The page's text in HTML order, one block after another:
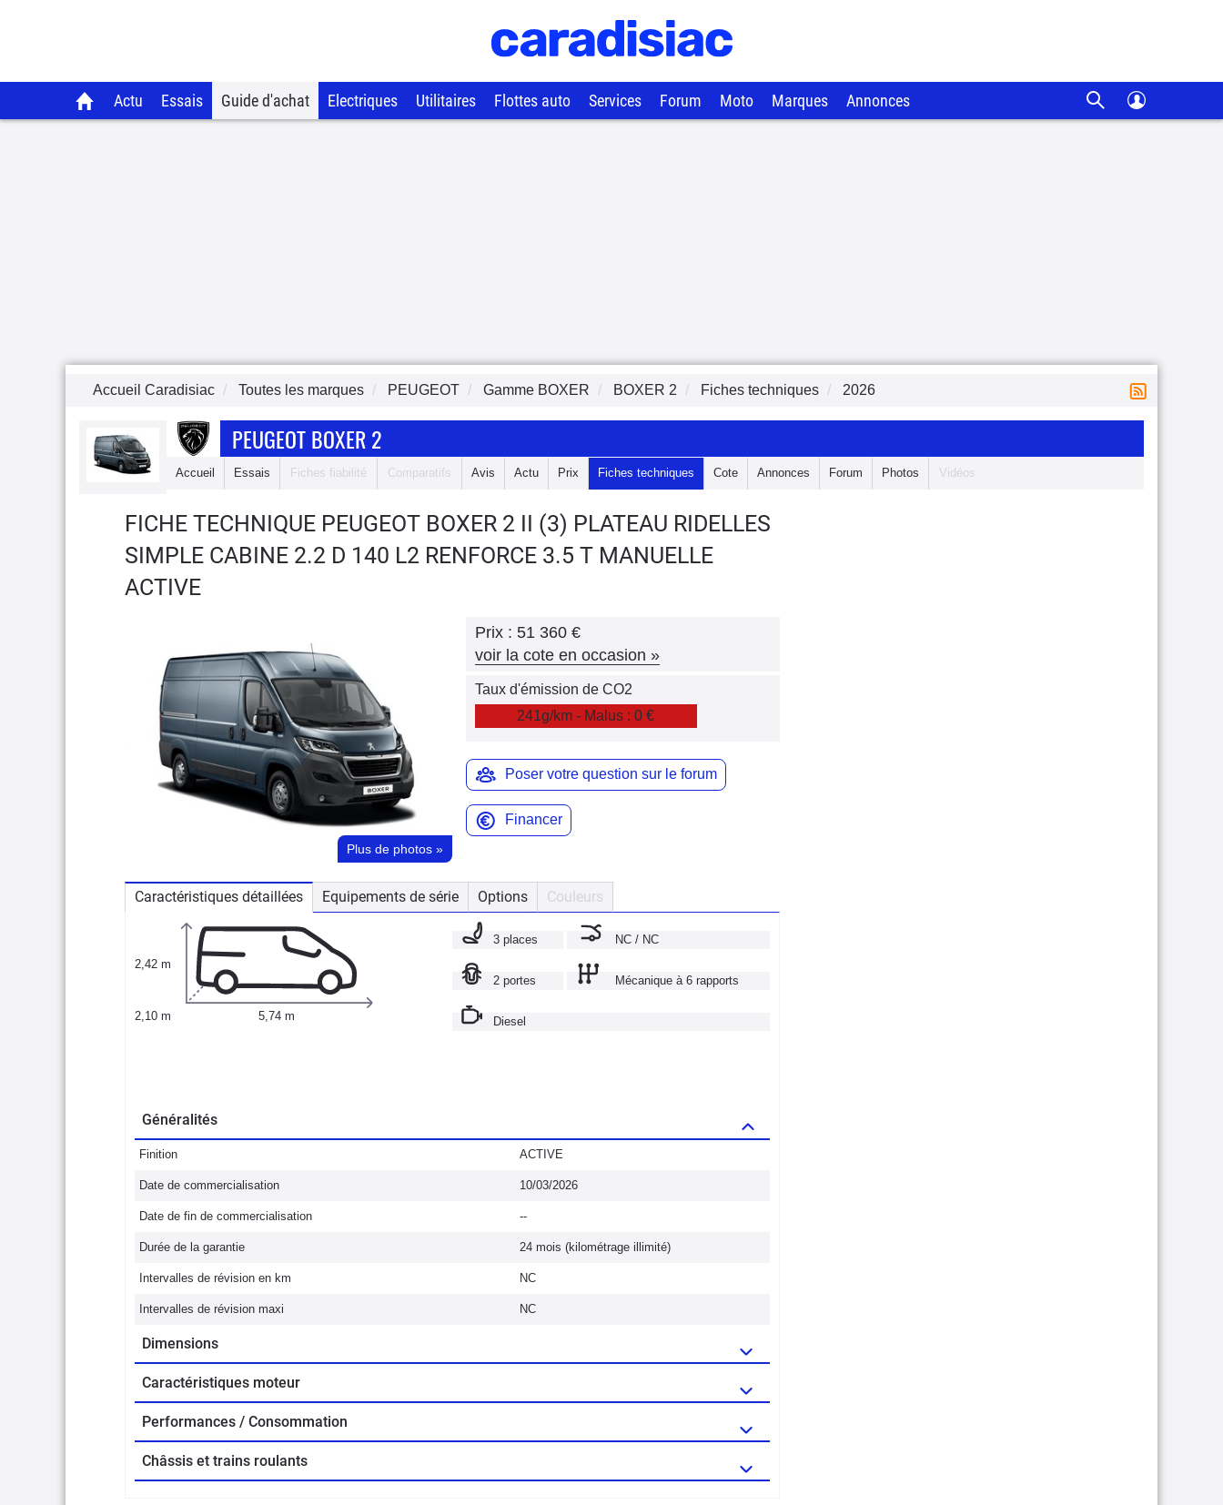
Actu Essais Guide d'achat Electriques Utilitaires Flottes auto Services Forum Moto Marques Annonces
Accueil Caradisiac Toutes les marques PEUGEOT Gamme BOXER BOXER 2 Fiches techniques 2026
PEUGEOT BOXER 2
Accueil Essais Fiches fiabilité Comparatifs Avis Actu Prix Fiches techniques Cote Annonces Forum Photos Vidéos
FICHE TECHNIQUE PEUGEOT BOXER 2 II (3) PLATEAU RIDELLES
SIMPLE CABINE 2.2 D 140 L2 RENFORCE 3.5 T MANUELLE
ACTIVE
Plus de photos »
Prix : 51 360 €
voir la cote en occasion »
Taux d'émission de CO2
241g/km - Malus : 0 €
Poser votre question sur le forum
Financer
Caractéristiques détaillées Equipements de série Options Couleurs
2,42 m
2,10 m 5,74 m
3 places NC / NC
2 portes Mécanique à 6 rapports
Diesel
Généralités
Finition ACTIVE
Date de commercialisation 10/03/2026
Date de fin de commercialisation --
Durée de la garantie 24 mois (kilométrage illimité)
Intervalles de révision en km NC
Intervalles de révision maxi NC
Dimensions
Caractéristiques moteur
Performances / Consommation
Châssis et trains roulants